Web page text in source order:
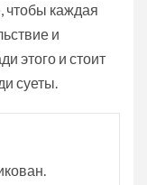
чтобы каждая
и
этого и стоит
суеты.